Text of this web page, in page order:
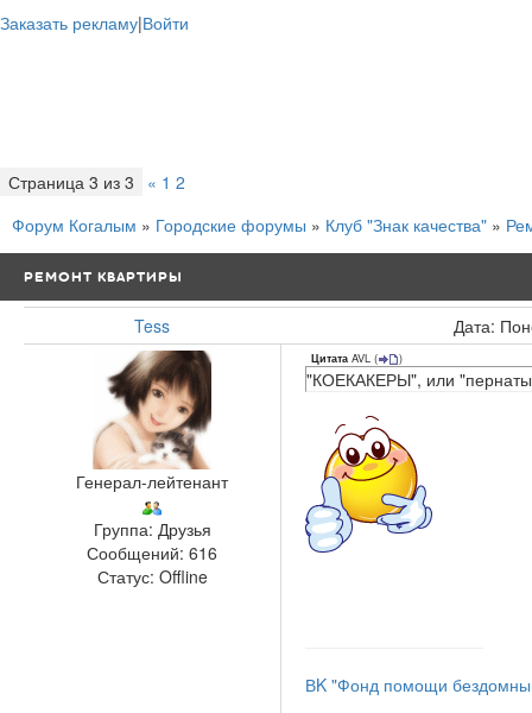
Заказать рекламу|Войти
Страница 3 из 3 « 1 2
Форум Когалым » Городские форумы » Клуб "Знак качества" »
РЕМОНТ КВАРТИРЫ
Tess Дата:
Генерал-лейтенант
Группа: Друзья
Сообщений: 616
Статус: Offline
Цитата AVL ( )
"КОЕКАКЕРЫ", или
ВK "Фонд помощи